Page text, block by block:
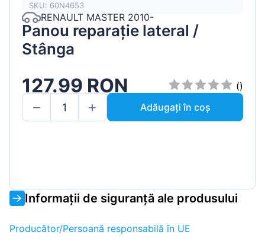
SKU: 60N4653
RENAULT MASTER 2010-
Panou reparație lateral /
Stânga
127.99 RON
()
Adăugați în coș
Informații de siguranță ale produsului
Producător/Persoană responsabilă în UE